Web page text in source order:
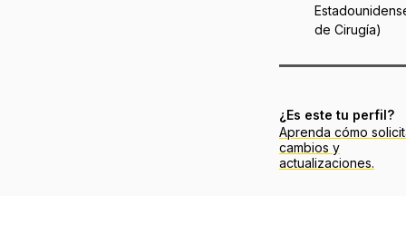
de Cirugía)
¿Es este tu perfil?
Aprenda cómo
cambios y
actualizaciones.